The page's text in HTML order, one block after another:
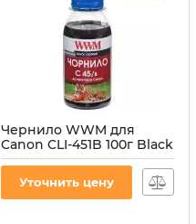
Чернило WWM для
Canon CLI-451B 100г Black
водорастворимое
Уточнить цену